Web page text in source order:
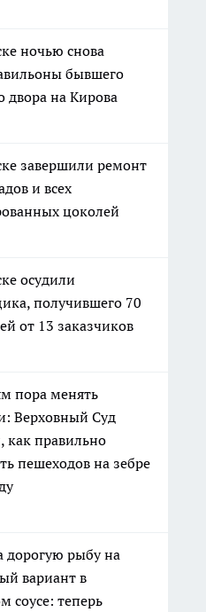
ночью снова
бывшего
двора на Кирова
завершили ремонт
и всех
цоколей
осудили
получившего 70
от 13 заказчиков
пора менять
Верховный Суд
как правильно
пешеходов на зебре
дорогую рыбу на
вариант в
соусе: теперь